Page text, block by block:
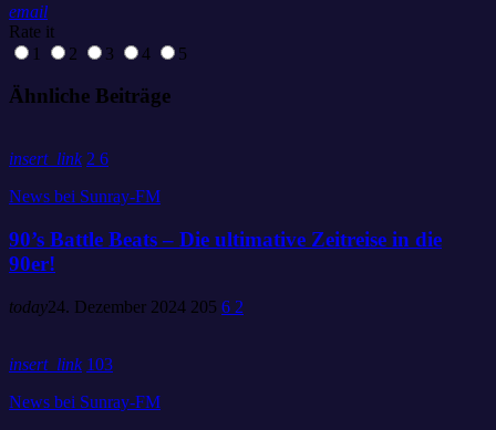
email
Rate it
1
2 3 4 5
Ähnliche Beiträge
insert_link 2 6
News bei Sunray-FM
90’s Battle Beats – Die ultimative Zeitreise in die
90er!
today24. Dezember 2024 205 6 2
insert_link 103
News bei Sunray-FM